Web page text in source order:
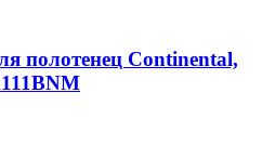
полотенец Continental,